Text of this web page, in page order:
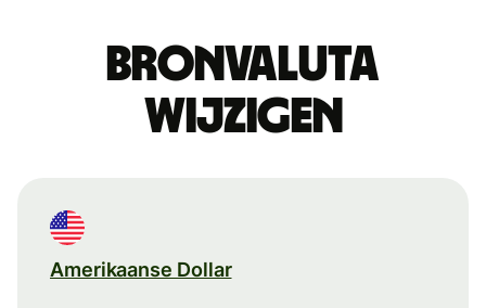
Bronvaluta
wijzigen
Amerikaanse Dollar